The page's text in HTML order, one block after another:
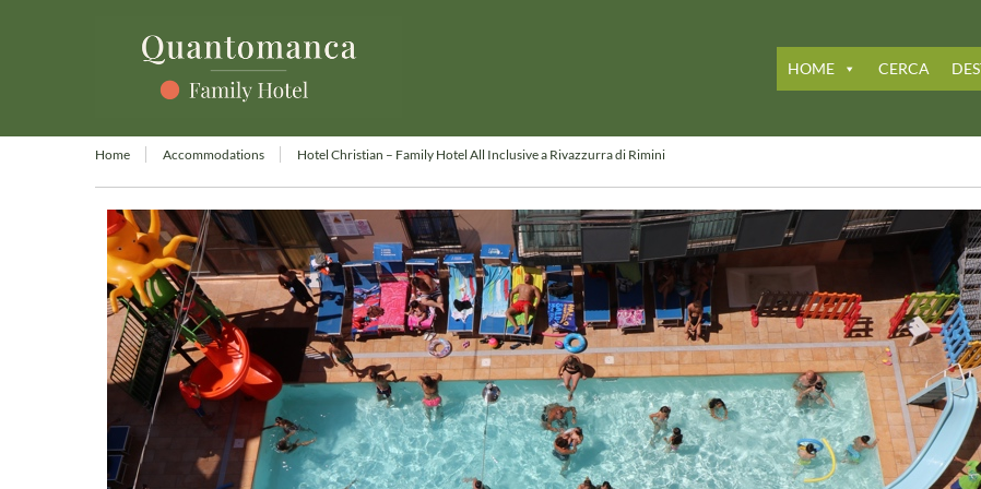
HOME CERCA
Home Accommodations Hotel Christian – Family Hotel All Inclusive a Rivazzurra di Rimini